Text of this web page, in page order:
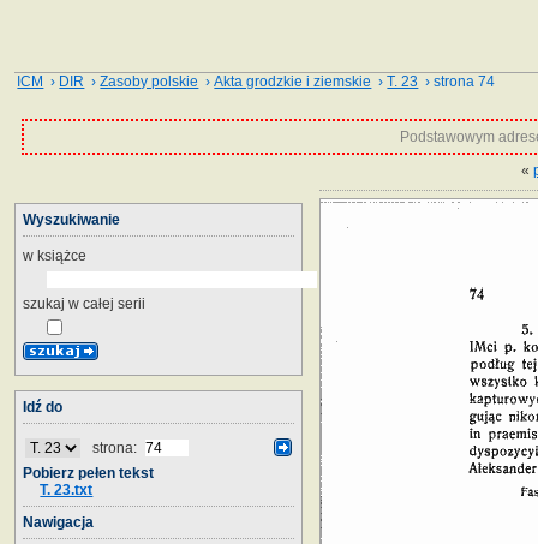
ICM › DIR ›Zasoby polskie ›Akta grodzkie i ziemskie ›T. 23 › strona 74
Podstawowym
«
Wyszukiwanie
w książce
szukaj w całej serii
Idź do
strona:
Pobierz pełen tekst
T. 23.txt
Nawigacja